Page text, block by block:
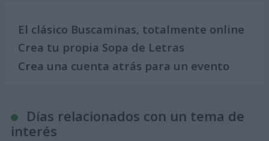
El clásico Buscaminas, totalmente online
Crea tu propia Sopa de Letras
Crea una cuenta atrás para un evento
Días relacionados con un tema de
interés